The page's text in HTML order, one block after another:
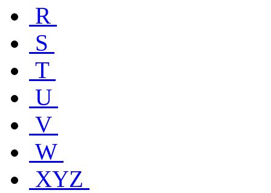
R
S
T
U
V
W
XYZ